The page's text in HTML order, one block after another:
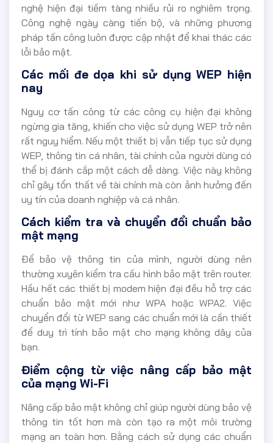
nghệ hiện đại tiềm tàng nhiều rủi ro nghiêm trọng.
Công nghệ ngày càng tiến bộ, và những phương
pháp tấn công luôn được cập nhật để khai thác các
lỗi bảo mật.
Các mối đe dọa khi sử dụng WEP hiện
nay
Nguy cơ tấn công từ các công cụ hiện đại không
ngừng gia tăng, khiến cho việc sử dụng WEP trở nên
rất nguy hiểm. Nếu một thiết bị vẫn tiếp tục sử dụng
WEP, thông tin cá nhân, tài chính của người dùng có
thể bị đánh cắp một cách dễ dàng. Việc này không
chỉ gây tổn thất về tài chính mà còn ảnh hưởng đến
uy tín của doanh nghiệp và cá nhân.
Cách kiểm tra và chuyển đổi chuẩn bảo
mật mạng
Để bảo vệ thông tin của mình, người dùng nên
thường xuyên kiểm tra cấu hình bảo mật trên router.
Hầu hết các thiết bị modem hiện đại đều hỗ trợ các
chuẩn bảo mật mới như WPA hoặc WPA2. Việc
chuyển đổi từ WEP sang các chuẩn mới là cần thiết
để duy trì tính bảo mật cho mạng không dây của
bạn.
Điểm cộng từ việc nâng cấp bảo mật
của mạng Wi-Fi
Nâng cấp bảo mật không chỉ giúp người dùng bảo vệ
thông tin tốt hơn mà còn tạo ra một môi trường
mạng an toàn hơn. Bằng cách sử dụng các chuẩn